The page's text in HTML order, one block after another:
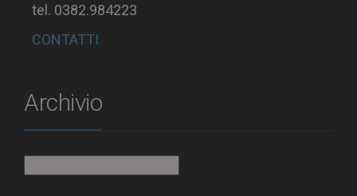
tel. 0382.984223
CONTATTI
Archivio